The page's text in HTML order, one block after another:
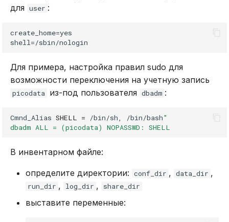
для user :
create_home=yes
Для примера, настройка правил sudo для
возможности переключения на учетную запись
picodata из-под пользователя dbadm :
Cmnd_Alias SHELL = /bin/sh, /bin/bash"
dbadm ALL = (picodata) NOPASSWD: SHELL
В инвентарном файле:
определите директории: conf_dir , data_dir ,
run_dir , log_dir , share_dir
выставите переменные: